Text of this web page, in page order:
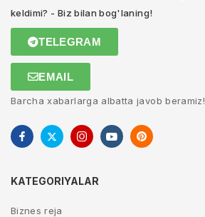
keldimi? - Biz bilan bog'laning!
TELEGRAM
EMAIL
Barcha xabarlarga albatta javob beramiz!
KATEGORIYALAR
Biznes reja